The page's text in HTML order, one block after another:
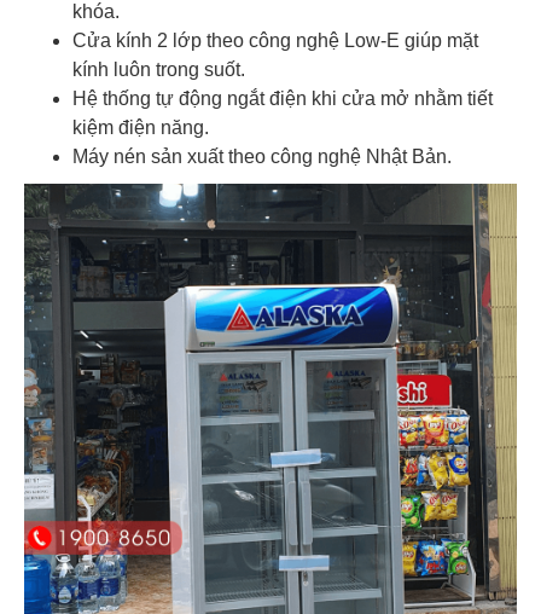
khóa.
Cửa kính 2 lớp theo công nghệ Low-E giúp mặt
kính luôn trong suốt.
Hệ thống tự động ngắt điện khi cửa mở nhằm tiết
kiệm điện năng.
Máy nén sản xuất theo công nghệ Nhật Bản.